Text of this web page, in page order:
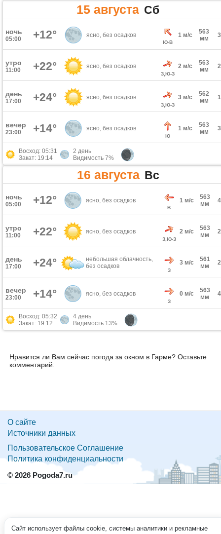
15 августа Сб
ночь
05:00 +12° ясно, без осадков
Ю-В
1 м/с
563
мм
утро
11:00 +22° ясно, без осадков
З,Ю-З
2 м/с
563
мм
день
17:00 +24° ясно, без осадков
З,Ю-З
3 м/с
562
мм
вечер
23:00 +14° ясно, без осадков
Ю
1 м/с
563
мм
Восход: 05:31
Закат: 19:14
2 день
Видимость 7%
16 августа Вс
ночь
05:00 +12° ясно, без осадков
В
1 м/с
563
мм
утро
11:00 +22° ясно, без осадков
З,Ю-З
2 м/с
563
мм
день
17:00 +24°
небольшая облачность,
без осадков
З
3 м/с
561
мм
вечер
23:00 +14° ясно, без осадков
З
0 м/с
563
мм
Восход: 05:32
Закат: 19:12
4 день
Видимость 13%
Нравится ли Вам сейчас погода за окном в Гарме? Оставьте
комментарий:
О сайте
Источники данных
Пользовательское Соглашение
Политика конфиденциальности
© 2026 Pogoda7.ru
Сайт использует файлы cookie, системы аналитики и рекламные